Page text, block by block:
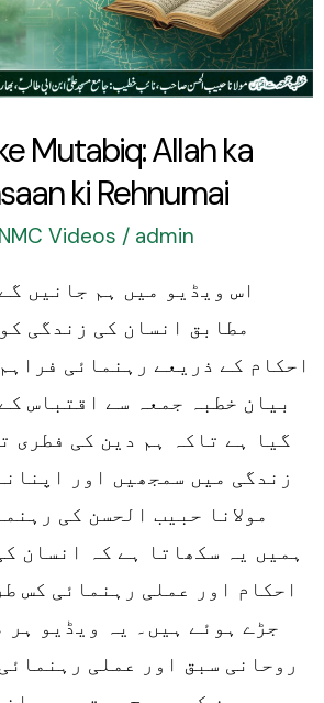
Mutabiq: Allah ka
ki Rehnumai
NMC Videos / admin
اس ویڈیو میں ہم جانیں
مطابق انسان کی زندگی
احکام کے ذریعے رہنمائی
بیان خطبہ جمعہ سے اقتباس
گیا ہے تاکہ ہم دین کی فطری
زندگی میں سمجھیں اور
مولانا حبیب الحسن کی
ہمیں یہ سکھاتا ہے کہ انسان
احکام اور عملی رہنمائی کس
جڑے ہوئے ہیں۔ یہ ویڈیو ہر
روحانی سبق اور عملی